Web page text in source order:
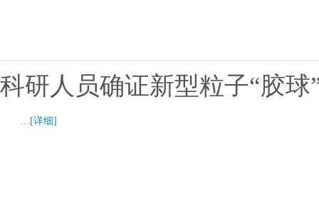
科研人员确证新型粒子“胶球
… [详细]